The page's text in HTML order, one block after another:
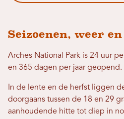
Seizoenen, weer
Arches National Park is 24 uur
en 365 dagen per jaar geopend.
In de lente en de herfst liggen
doorgaans tussen de 18 en 29
aanhoudende hitte tot diep in